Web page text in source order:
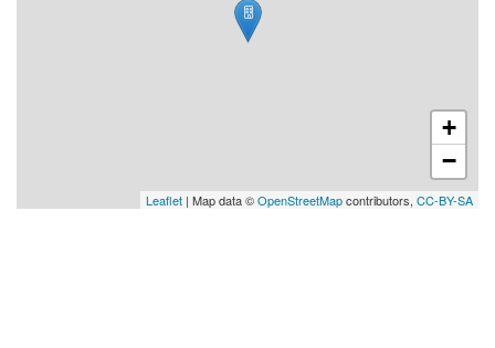
+
−
Leaflet | Map data ©OpenStreetMapcontributors, CC-BY-SA